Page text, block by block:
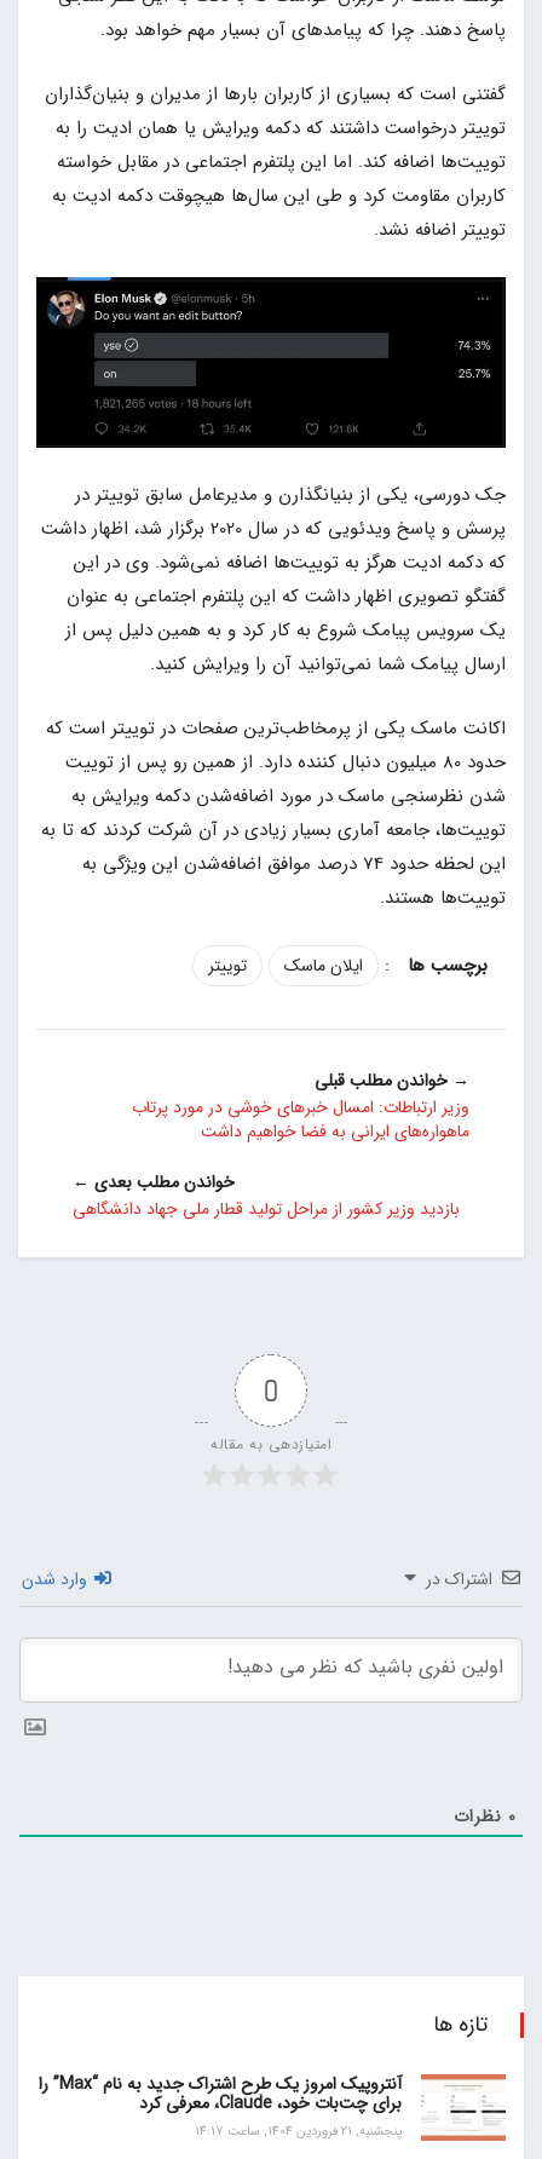
پاسخ دهند. چرا که پیامدهای آن بسیار مهم خواهد بود.
گفتنی است که بسیاری از کاربران بارها از مدیران و بنیان‌گذاران
توییتر درخواست داشتند که دکمه ویرایش یا همان ادیت را به
توییت‌ها اضافه کند. اما این پلتفرم اجتماعی در مقابل خواسته
کاربران مقاومت کرد و طی این سال‌ها هیچوقت دکمه ادیت به
توییتر اضافه نشد.
جک دورسی، یکی از بنیانگذارن و مدیرعامل سابق توییتر در
پرسش و پاسخ ویدئویی که در سال 2020 برگزار شد، اظهار داشت
که دکمه ادیت هرگز به توییت‌ها اضافه نمی‌شود. وی در این
گفتگو تصویری اظهار داشت که این پلتفرم اجتماعی به عنوان
یک سرویس پیامک شروع به کار کرد و به همین دلیل پس از
ارسال پیامک شما نمی‌توانید آن را ویرایش کنید.
اکانت ماسک یکی از پرمخاطب‌ترین صفحات در توییتر است که
حدود 80 میلیون دنبال کننده دارد. از همین رو پس از توییت
شدن نظرسنجی ماسک در مورد اضافه‌شدن دکمه ویرایش به
توییت‌ها، جامعه آماری بسیار زیادی در آن شرکت کردند که تا به
این لحظه حدود 74 درصد موافق اضافه‌شدن این ویژگی به
توییت‌ها هستند.
: ایلان ماسک توییتر
→ خواندن مطلب قبلی
وزیر ارتباطات: امسال خبرهای خوشی در مورد پرتاب
ماهواره‌های ایرانی به فضا خواهیم داشت
خواندن مطلب بعدی ←
بازدید وزیر کشور از مراحل تولید قطار ملی جهاد دانشگاهی
0
امتیازدهی به مقاله
اشتراک در وارد شدن
0 نظرات
تازه ها
آنتروپیک امروز یک طرح اشتراک جدید به نام “Max” را
برای چت‌بات خود، Claude، معرفی کرد
پنجشنبه, 21 فروردین 1404, ساعت 14:17